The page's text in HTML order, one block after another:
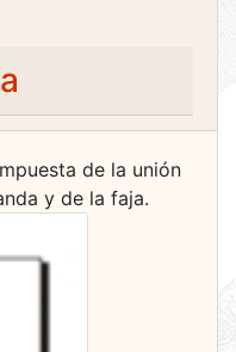
de la unión
y de la faja.